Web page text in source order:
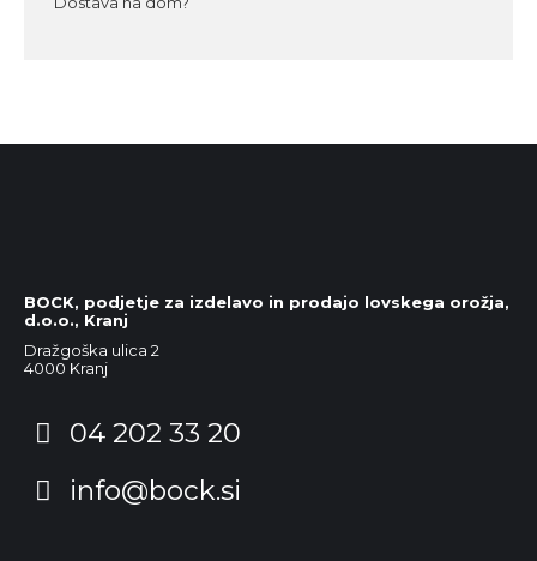
BOCK, podjetje za izdelavo in prodajo lovskega orožja,
d.o.o., Kranj
Dražgoška ulica 2
4000 Kranj
04 202 33 20
info@bock.si